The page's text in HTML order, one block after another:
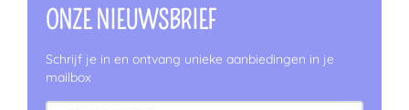
ONZE NIEUWSBRIEF
Schrijf je in en ontvang unieke aanbiedingen in je
mailbox